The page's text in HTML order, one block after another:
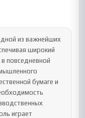
из важнейших
широкий
повседневной
бумаге и
играет